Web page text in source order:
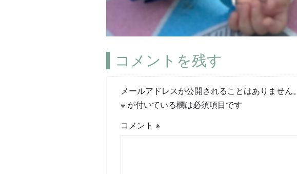
コメントを残す
メールアドレスが公開されることはありません。
※ が付いている欄は必須項目です
コメント※